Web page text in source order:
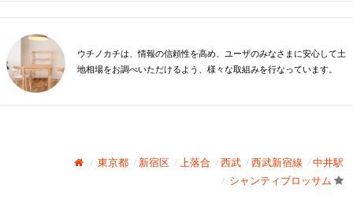
ウチノカチは、情報の信頼性を高め、ユーザのみなさまに安心して土
地相場をお調べいただけるよう、様々な取組みを行なっています。
東京都 新宿区 上落合 西武 西武新宿線
中井駅
シャンティブロッサム